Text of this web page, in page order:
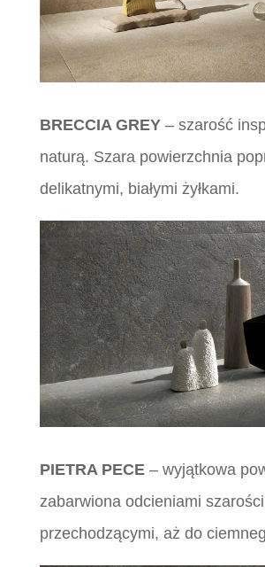
BRECCIA GREY – szarość
naturą. Szara powierzchnia
delikatnymi, białymi żyłkami.
PIETRA PECE – wyjątkowa
zabarwiona odcieniami szarości
przechodzącymi, aż do